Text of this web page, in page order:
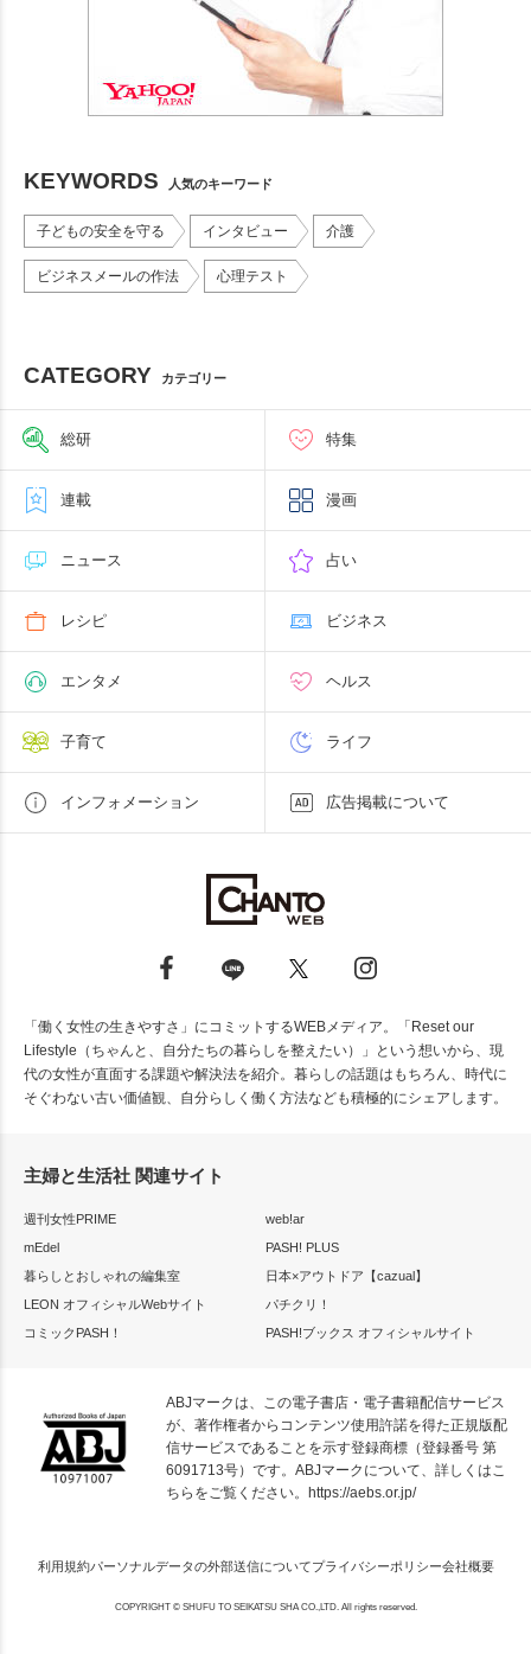
KEYWORDS 人気のキーワード
子どもの安全を守る インタビュー 介護
ビジネスメールの作法 心理テスト
CATEGORY カテゴリー
総研 特集
連載 漫画
ニュース 占い
レシピ ビジネス
エンタメ ヘルス
子育て ライフ
インフォメーション 広告掲載について
「働く女性の生きやすさ」にコミットするWEBメディア。「Reset our
Lifestyle（ちゃんと、自分たちの暮らしを整えたい）」という想いから、現
代の女性が直面する課題や解決法を紹介。暮らしの話題はもちろん、時代に
そぐわない古い価値観、自分らしく働く方法なども積極的にシェアします。
主婦と生活社 関連サイト
週刊女性PRIME
web!ar
mEdel
PASH! PLUS
暮らしとおしゃれの編集室
日本×アウトドア【cazual】
LEON オフィシャルWebサイト
パチクリ！
コミックPASH！
PASH!ブックス オフィシャルサイト
ABJマークは、この電子書店・電子書籍配信サービス
が、著作権者からコンテンツ使用許諾を得た正規版配
信サービスであることを示す登録商標（登録番号 第
6091713号）です。ABJマークについて、詳しくはこ
ちらをご覧ください。
https://aebs.or.jp/
利用規約パーソナルデータの外部送信についてプライバシーポリシー会社概要
COPYRIGHT © SHUFU TO SEIKATSU SHA CO.,LTD. All rights reserved.